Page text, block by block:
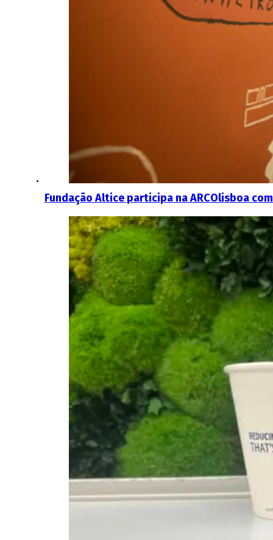
Fundação Altice participa na ARCOlisboa